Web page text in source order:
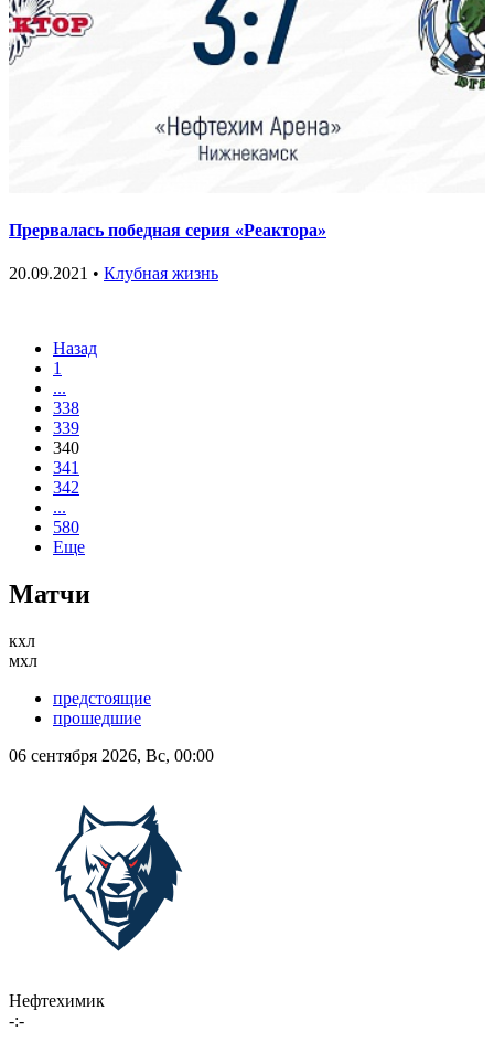
Прервалась победная серия «Реактора»
20.09.2021 • Клубная жизнь
Назад
1
...
338
339
340
341
342
...
580
Еще
Матчи
кхл
мхл
предстоящие
прошедшие
06 сентября 2026, Вс, 00:00
Нефтехимик
-:-